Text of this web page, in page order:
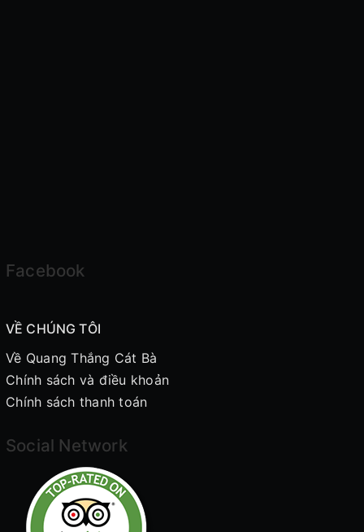
Facebook
VỀ CHÚNG TÔI
Về Quang Thắng Cát Bà
Chính sách và điều khoản
Chính sách thanh toán
Social Network